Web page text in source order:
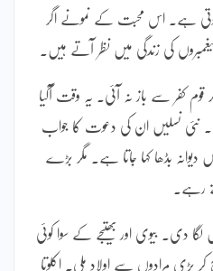
ہے۔ اس محبت کے نمونے اگر
کی زندگی میں نظر آتے ہیں۔
قوم کفر سے باز نہ آئی۔ یہ وقت آگیا
نئی نسلیں ان کی دعوت کا جواب
دیوانہ بڈھا کہا جاتا ہے۔ مگر بڑے
رہے۔
لگا دی۔ بیوی اور بھتیجے کے سوا کوئی
کر بڑی مرادوں سے اولاد ملی۔ اکلوتا